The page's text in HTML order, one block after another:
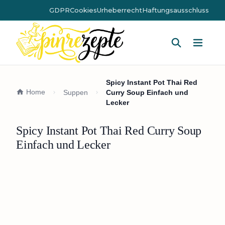
GDPRCookiesUrheberrechtHaftungsausschluss
Home Suppen
Spicy Instant Pot Thai Red
Curry Soup Einfach und
Lecker
Spicy Instant Pot Thai Red Curry Soup
Einfach und Lecker